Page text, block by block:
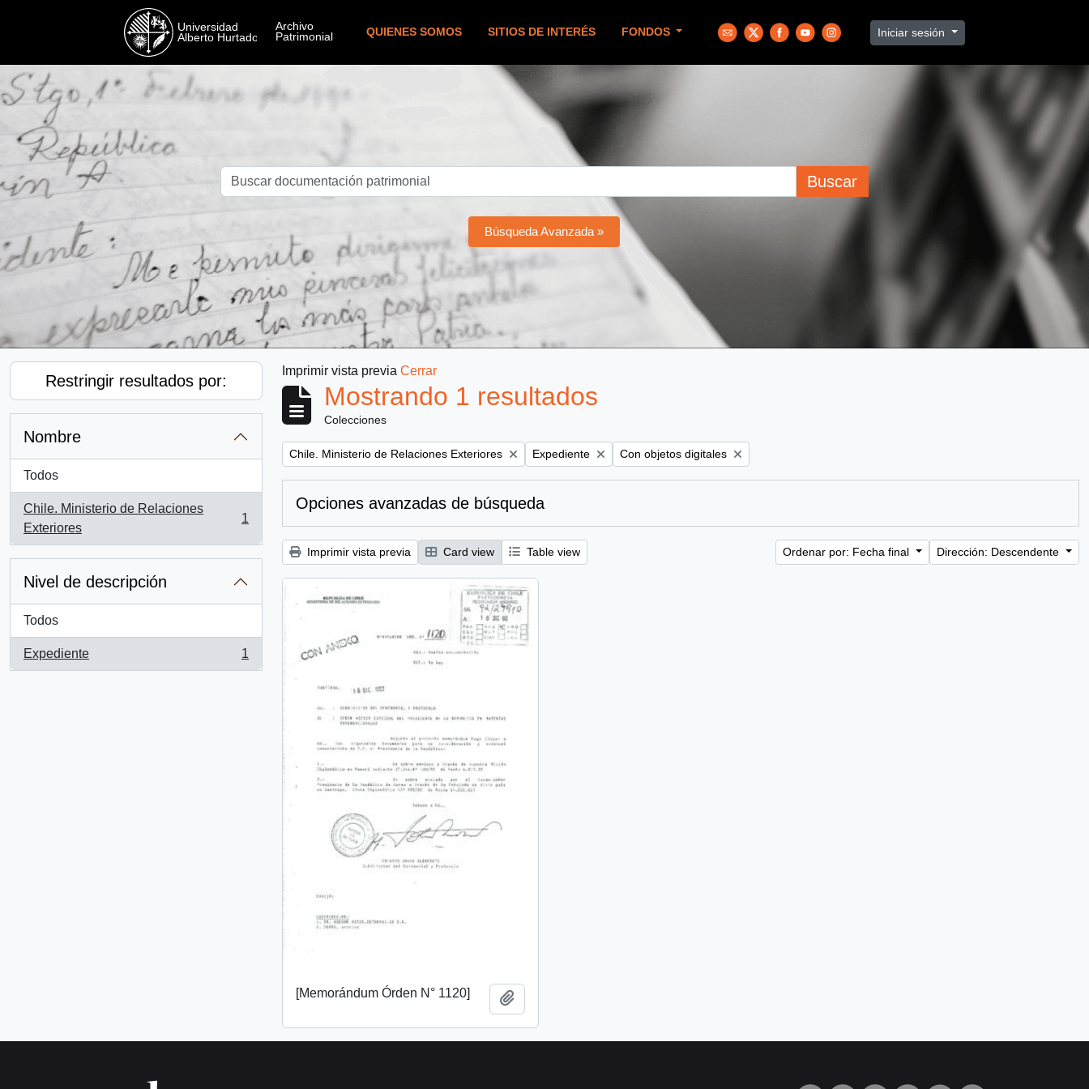
QUIENES SOMOS SITIOS DE INTERÉS FONDOS Iniciar sesión
Buscar
Búsqueda Avanzada »
Restringir resultados por:
Nombre
Todos
Chile. Ministerio de Relaciones
Exteriores
, 1 resultados
1
Nivel de descripción
Todos
Expediente
, 1 resultados
1
Imprimir vista previa Cerrar
Mostrando 1 resultados
Colecciones
Remove filter:
Chile. Ministerio de Relaciones Exteriores Remove filter:
Expediente Remove filter:
Con objetos digitales
Opciones avanzadas de búsqueda
Imprimir vista previa Card view Table view Ordenar por: Fecha final Dirección: Descendente
[Memorándum Órden N° 1120]